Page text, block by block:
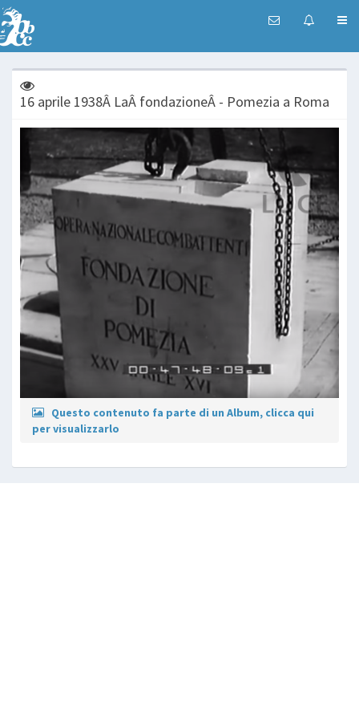
16 aprile 1938Â LaÂ fondazioneÂ - Pomezia a Roma
Questo contenuto fa parte di un Album, clicca qui
per visualizzarlo